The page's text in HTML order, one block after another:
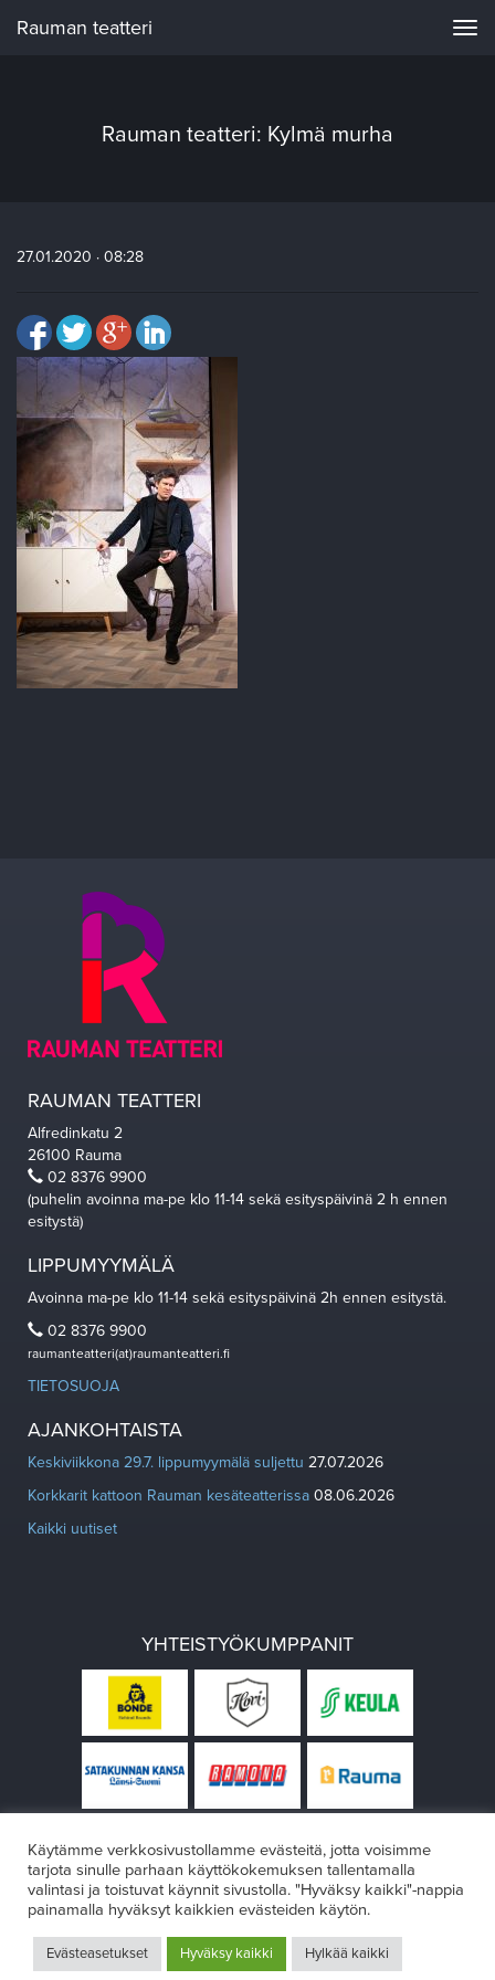
Rauman teatteri
Rauman teatteri: Kylmä murha
27.01.2020 · 08:28
RAUMAN TEATTERI
Alfredinkatu 2
26100 Rauma
02 8376 9900
(puhelin avoinna ma-pe klo 11-14 sekä esityspäivinä 2 h ennen
esitystä)
LIPPUMYYMÄLÄ
Avoinna ma-pe klo 11-14 sekä esityspäivinä 2h ennen esitystä.
02 8376 9900
raumanteatteri(at)raumanteatteri.fi
TIETOSUOJA
AJANKOHTAISTA
Keskiviikkona 29.7. lippumyymälä suljettu 27.07.2026
Korkkarit kattoon Rauman kesäteatterissa 08.06.2026
Kaikki uutiset
YHTEISTYÖKUMPPANIT
Design:VÄRIKÄS
Käytämme verkkosivustollamme evästeitä, jotta voisimme
tarjota sinulle parhaan käyttökokemuksen tallentamalla
valintasi ja toistuvat käynnit sivustolla. "Hyväksy kaikki"-nappia
painamalla hyväksyt kaikkien evästeiden käytön.
Evästeasetukset Hyväksy kaikki Hylkää kaikki